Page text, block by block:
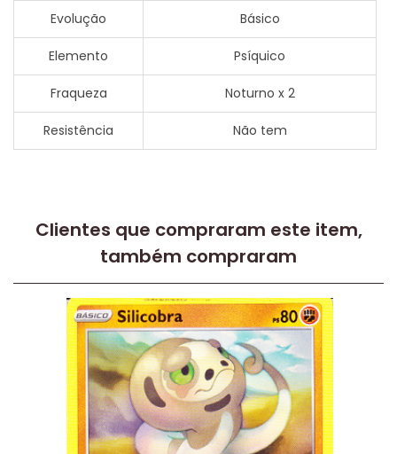
Evolução Básico
Elemento Psíquico
Fraqueza Noturno x 2
Resistência Não tem
Clientes que compraram este item,
também compraram